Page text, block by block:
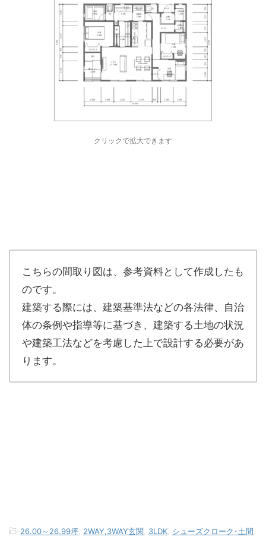
クリックで拡大できます
こちらの間取り図は、参考資料として作成したも
のです。
建築する際には、建築基準法などの各法律、自治
体の条例や指導等に基づき、建築する土地の状況
や建築工法などを考慮した上で設計する必要があ
ります。
-26.00～26.99坪 2WAY,3WAY玄関 3LDK シューズクローク･土間